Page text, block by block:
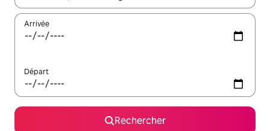
Arrivée
Départ
Rechercher